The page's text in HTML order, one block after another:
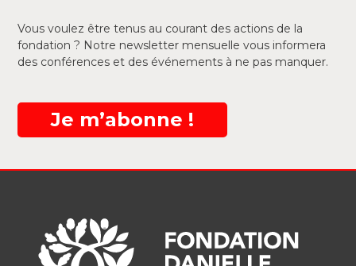
Vous voulez être tenus au courant des actions de la
fondation ? Notre newsletter mensuelle vous informera
des conférences et des événements à ne pas manquer.
Je m’abonne !